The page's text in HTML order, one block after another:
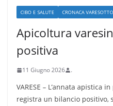
CIBO E SALUTE CRONACA VARESOTTO
Apicoltura
positiva
11 Giugno 2026 .
VARESE – L’annata apistica
registra un bilancio positivo,